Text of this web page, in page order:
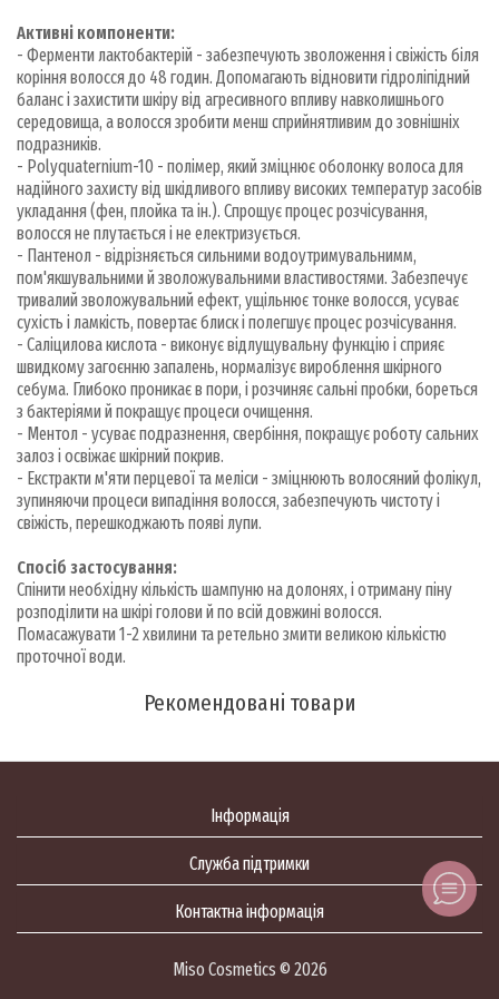
Активні компоненти:
- Ферменти лактобактерій - забезпечують зволоження і свіжість біля
коріння волосся до 48 годин. Допомагають відновити гідроліпідний
баланс і захистити шкіру від агресивного впливу навколишнього
середовища, а волосся зробити менш сприйнятливим до зовнішніх
подразників.
- Polyquaternium-10 - полімер, який зміцнює оболонку волоса для
надійного захисту від шкідливого впливу високих температур засобів
укладання (фен, плойка та ін.). Спрощує процес розчісування,
волосся не плутається і не електризується.
- Пантенол - відрізняється сильними водоутримувальнимм,
пом'якшувальними й зволожувальними властивостями. Забезпечує
тривалий зволожувальний ефект, ущільнює тонке волосся, усуває
сухість і ламкість, повертає блиск і полегшує процес розчісування.
- Саліцилова кислота - виконує відлущувальну функцію і сприяє
швидкому загоєнню запалень, нормалізує вироблення шкірного
себума. Глибоко проникає в пори, і розчиняє сальні пробки, бореться
з бактеріями й покращує процеси очищення.
- Ментол - усуває подразнення, свербіння, покращує роботу сальних
залоз і освіжає шкірний покрив.
- Екстракти м'яти перцевої та меліси - зміцнюють волосяний фолікул,
зупиняючи процеси випадіння волосся, забезпечують чистоту і
свіжість, перешкоджають появі лупи.
Спосіб застосування:
Спінити необхідну кількість шампуню на долонях, і отриману піну
розподілити на шкірі голови й по всій довжині волосся.
Помасажувати 1-2 хвилини та ретельно змити великою кількістю
проточної води.
Рекомендовані товари
Інформація
Служба підтримки
Контактна інформація
Miso Cosmetics © 2026